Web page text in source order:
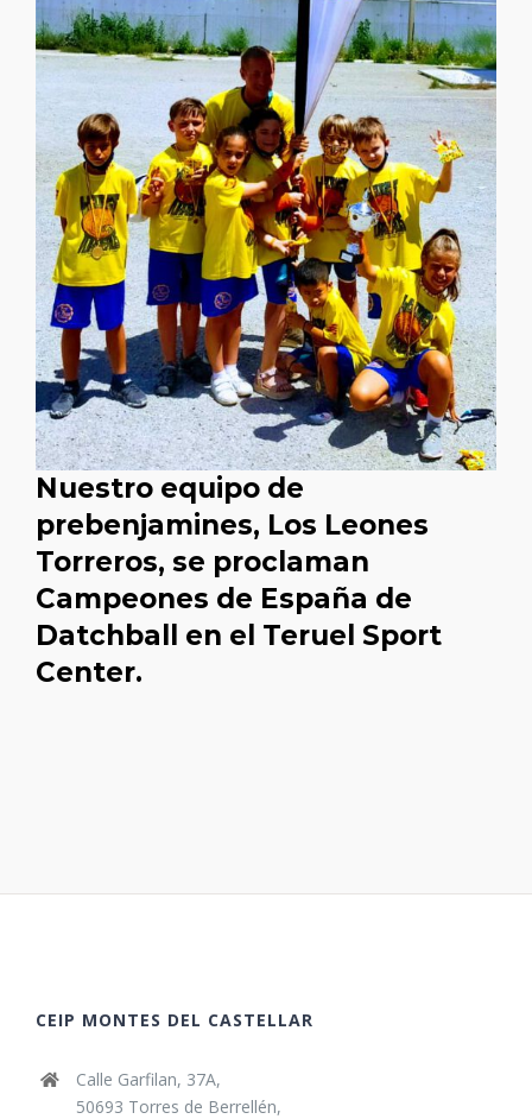
Nuestro equipo de
prebenjamines, Los Leones
Torreros, se proclaman
Campeones de España de
Datchball en el Teruel Sport
Center.
CEIP MONTES DEL CASTELLAR
Calle Garfilan, 37A,
50693 Torres de Berrellén,